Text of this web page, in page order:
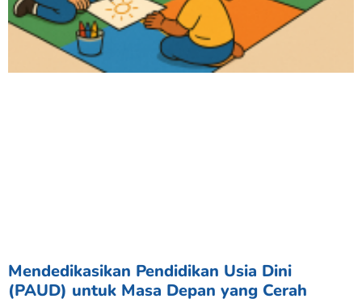
Mendedikasikan Pendidikan Usia Dini
(PAUD) untuk Masa Depan yang Cerah